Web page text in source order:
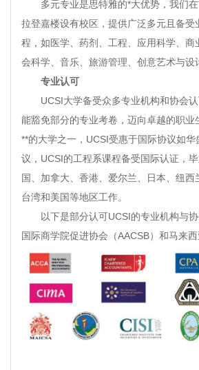
多元专业是思特雅的*大优势，我们在
拉登嘉楼设有校区，提供广泛多元且备受
程，如医学、药剂、工程、应用科学、商
会科学、音乐、旅游管理、创意艺术与设
专业认可
UCSI大学备受众多专业机构和协会认
能豁免部分的专业考卷，迈向卓越的职业
**的大学之一，UCSI受惠于国际协议如
议，UCSI的工程系课程备受国际认证，
国、加拿大、香港、爱尔兰、日本、纽西
台湾和美国等地区工作。
以下是部分认可UCSI的专业机构与协
国际商学院促进协会（AACSB）和马来西